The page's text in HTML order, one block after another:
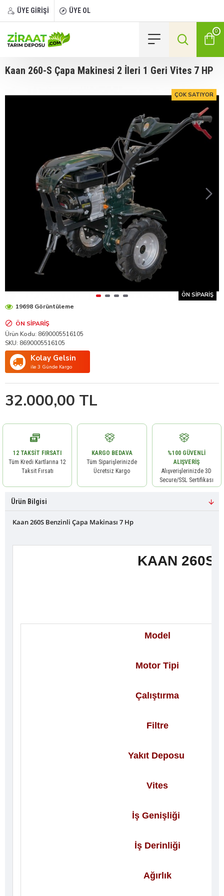
ÜYE GİRİŞİ ÜYE OL
0
Kaan 260-S Çapa Makinesi 2 İleri 1 Geri Vites 7 HP
ÇOK SATIYOR
ÖN SIPARIŞ
32.000,00 TL
ÖN SIPARIŞ
Ürün Kodu: 8690005516105
SKU: 8690005516105
Kolay Gelsin
ile 3 Günde Kargo
19698 Görüntüleme
12 TAKSIT FIRSATI
Tüm Kredi Kartlarına 12
Taksit Fırsatı
KARGO BEDAVA
Tüm Siparişlerinizde
Ücretsiz Kargo
%100 GÜVENLI
ALIŞVERIŞ
Alışverişlerinizde 3D
Secure/SSL Sertifikası
Ürün Bilgisi
Kaan 260S Benzinli Çapa Makinası 7 Hp
KAAN 260S
Model
Motor Tipi
Çalıştırma
Filtre
Yakıt Deposu
Vites
İş Genişliği
İş Derinliği
Ağırlık